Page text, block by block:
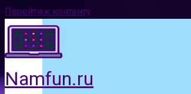
Перейти к контенту
Namfun.ru